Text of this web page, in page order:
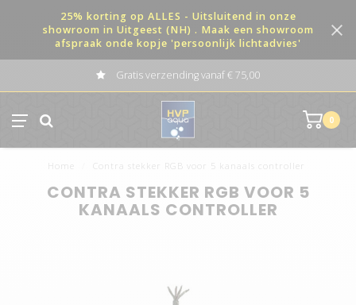
25% korting op ALLES - Uitsluitend in onze
showroom in Uitgeest (NH) . Maak een showroom
afspraak onde kopje 'persoonlijk lichtadvies'
Gratis verzending vanaf € 75,00
0
Home Contra stekker RGB voor 5 kanaals controller
CONTRA STEKKER RGB VOOR 5
KANAALS CONTROLLER